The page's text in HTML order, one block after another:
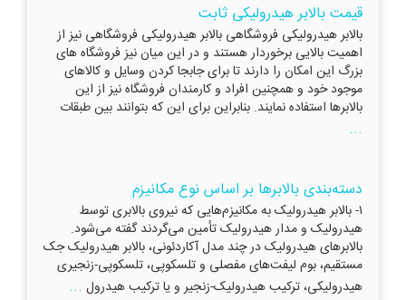
قیمت بالابر هیدرولیکی ثابت
بالابر هیدرولیکی فروشگاهی بالابر هیدرولیکی فروشگاهی نیز از
اهمیت بالایی برخوردار هستند و در این میان نیز فروشگاه های
بزرگ این امکان را دارند تا برای جابجا کردن وسایل و کالاهای
موجود خود و همچنین افراد و کارمندان فروشگاه نیز از این
بالابرها استفاده نمایند. بنابراین برای این که بتوانند بین طبقات
...
دسته‌بندی بالابرها بر اساس نوع مکانیزم
۱- بالابر هیدرولیک به مکانیزم‌هایی که نیروی بالابری توسط
هیدرولیک و مدار هیدرولیک تأمین می‌گردند گفته می‌شود.
بالابرهای هیدرولیک در چند مدل آکاردئونی، بالابر هیدرولیک جک
مستقیم، بوم لیفت‌های مفصلی و تلسکوپی، تلسکوپی-زنجیری
هیدرولیکی، ترکیب هیدرولیک-زنجیر و یا ترکیب هیدرول ...